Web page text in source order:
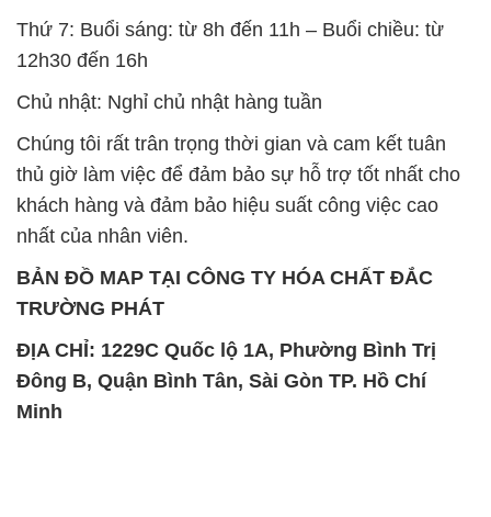
Thứ 7: Buổi sáng: từ 8h đến 11h – Buổi chiều: từ
12h30 đến 16h
Chủ nhật: Nghỉ chủ nhật hàng tuần
Chúng tôi rất trân trọng thời gian và cam kết tuân
thủ giờ làm việc để đảm bảo sự hỗ trợ tốt nhất cho
khách hàng và đảm bảo hiệu suất công việc cao
nhất của nhân viên.
BẢN ĐỒ MAP TẠI CÔNG TY HÓA CHẤT ĐẮC
TRƯỜNG PHÁT
ĐỊA CHỈ: 1229C Quốc lộ 1A, Phường Bình Trị
Đông B, Quận Bình Tân, Sài Gòn TP. Hồ Chí
Minh